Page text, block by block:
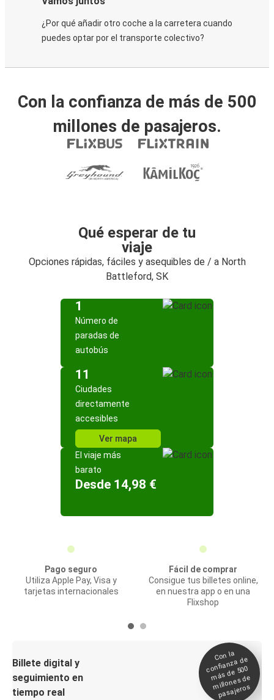
¿Por qué añadir otro coche a la carretera cuando
puedes optar por el transporte colectivo?
Con la confianza de más de 500
millones de pasajeros.
Qué esperar de tu
viaje
Opciones rápidas, fáciles y asequibles de / a North
Battleford, SK
1
Número de
paradas de
autobús
11
Ciudades
directamente
accesibles
Ver mapa
El viaje más
barato
Desde 14,98 €
Pago seguro
Utiliza Apple Pay, Visa y
tarjetas internacionales
Fácil de comprar
Consigue tus billetes online,
en nuestra app o en una
Flixshop
Billete digital y
seguimiento en
tiempo real
Con la
confianza de
más de 500
millones de
pasajeros